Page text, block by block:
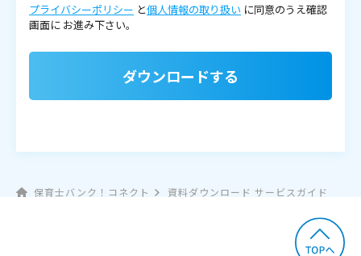
プライバシーポリシー と個人情報の取り扱い に同意のうえ確認
画面に お進み下さい。
ダウンロードする
保育士バンク！コネクト 資料ダウンロード サービスガイド